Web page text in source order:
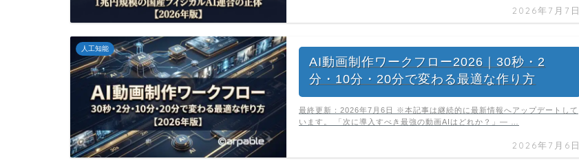
2026年7月7日
人工知能
AI動画制作ワークフロー2026｜30秒・2
分・10分・20分で変わる最適な作り方
2026年7月6日
最終更新：2026年7月6日 ※本記事は継続的に最新情報へアップデートして
います。 「次に導入すべき最強の動画AIはどれか？」— …